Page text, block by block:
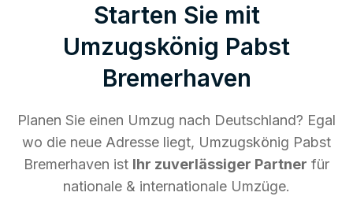
Starten Sie mit
Umzugskönig Pabst
Bremerhaven
Planen Sie einen Umzug nach Deutschland? Egal
wo die neue Adresse liegt, Umzugskönig Pabst
Bremerhaven ist Ihr zuverlässiger Partner für
nationale & internationale Umzüge.